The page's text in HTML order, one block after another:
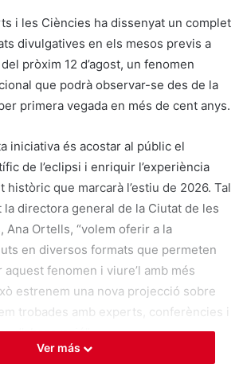
i les Ciències ha dissenyat un complet
divulgatives en els mesos previs a
pròxim 12 d’agost, un fenomen
que podrà observar-se des de la
primera vegada en més de cent anys.
iniciativa és acostar al públic el
de l’eclipsi i enriquir l’experiència
històric que marcarà l’estiu de 2026. Tal
la directora general de la Ciutat de les
Ana Ortells, “volem oferir a la
en diversos formats que permeten
fenomen i viure’l amb més
estrenem una nova projecció sobre
trobades amb experts, conferències i
d’observació”.
Ver más